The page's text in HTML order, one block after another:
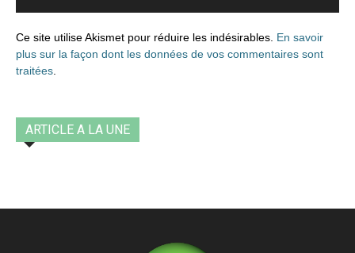
Ce site utilise Akismet pour réduire les indésirables. En savoir
plus sur la façon dont les données de vos commentaires sont
traitées
ARTICLE A LA UNE